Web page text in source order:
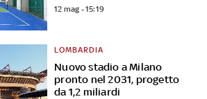
12 mag - 15:19
Nuovo stadio a Milano
pronto nel 2031, progetto
da 1,2 miliardi
LOMBARDIA